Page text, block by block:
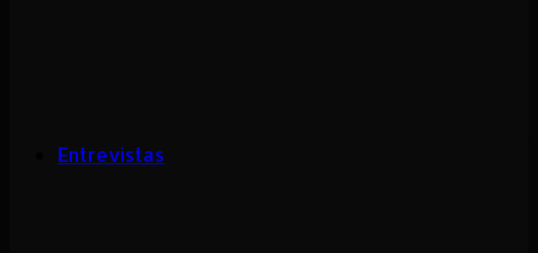
Entrevistas